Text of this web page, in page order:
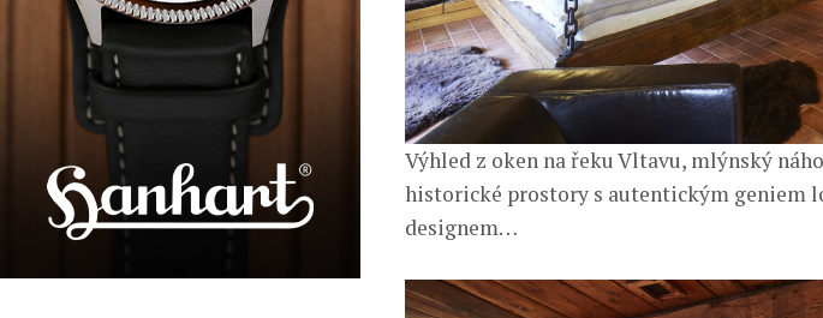
Výhled z oken na řeku Vltavu, mlýnský
historické prostory s autentickým geniem
designem…